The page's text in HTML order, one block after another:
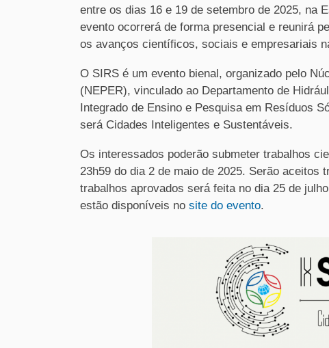
entre os dias 16 e 19 de setembro de 2025, na
evento ocorrerá de forma presencial e reunirá
os avanços científicos, sociais e empresariais
O SIRS é um evento bienal, organizado pelo
(NEPER), vinculado ao Departamento de
Integrado de Ensino e Pesquisa em Resíduos
será Cidades Inteligentes e Sustentáveis.
Os interessados poderão submeter trabalhos
23h59 do dia 2 de maio de 2025. Serão aceitos
trabalhos aprovados será feita no dia 25 de
estão disponíveis no site do evento.